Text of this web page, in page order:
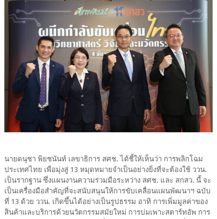
นายดนุชา พิยชนันท์ เลขาธิการ สศช. ได้ชี้ให้เห็นว่า การพลิกโฉม
ประเทศไทย เพื่อมุ่งสู่ 13 หมุดหมายจำเป็นอย่างยิ่งที่จะต้องใช้ ววน.
เป็นรากฐาน ซึ่งแผนงานความร่วมมือระหว่าง สศช. และ สกสว. นี้ จะ
เป็นเครื่องมือสำคัญที่จะสนับสนุนให้การขับเคลื่อนแผนพัฒนาฯ ฉบับ
ที่ 13 ด้วย ววน. เกิดขึ้นได้อย่างเป็นรูปธรรม อาทิ การเพิ่มมูลค่าของ
สินค้าและบริการด้วยนวัตกรรมสมัยใหม่ การบ่มเพาะสตาร์ทอัพ การ